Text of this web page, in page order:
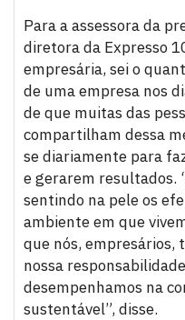
Para a assessora da
diretora da Expresso
empresária, sei o
de uma empresa nos
de que muitas das
compartilham dessa
se diariamente para
e gerarem resultados.
sentindo na pele os
ambiente em que
que nós, empresários,
nossa
desempenhamos na
sustentável”, disse.